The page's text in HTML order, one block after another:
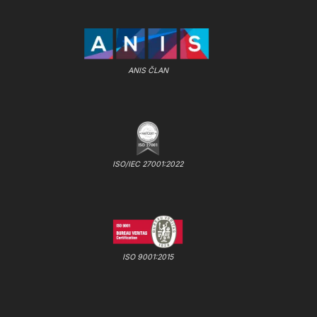
ANIS ČLAN
ISO/IEC 27001:2022
ISO 9001:2015